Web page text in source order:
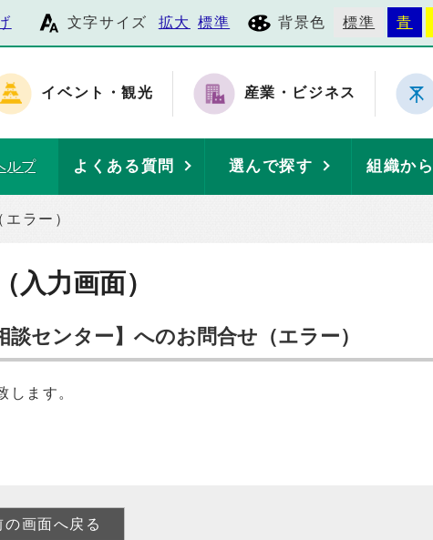
文字サイズ 拡大 標準 背景色 標準 青
イベント・観光 産業・ビジネス
ルプ よくある質問 選んで探す 組織か
ラー）
力画面）
センター】へのお問合せ（エラー）
します。